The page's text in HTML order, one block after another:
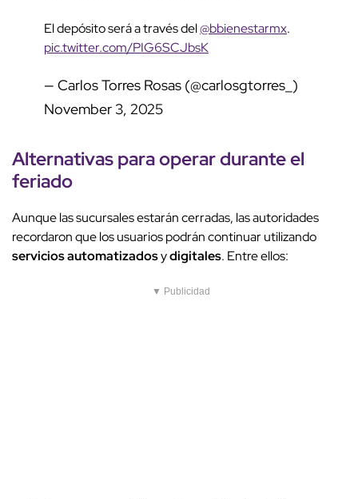
El depósito será a través del@bbienestarmx.
pic.twitter.com/PIG6SCJbsK
— Carlos Torres Rosas (@carlosgtorres_)
November 3, 2025
Alternativas para operar durante el
feriado
Aunque las sucursales estarán cerradas, las autoridades
recordaron que los usuarios podrán continuar utilizando
servicios automatizadosydigitales. Entre ellos:
▼ Publicidad